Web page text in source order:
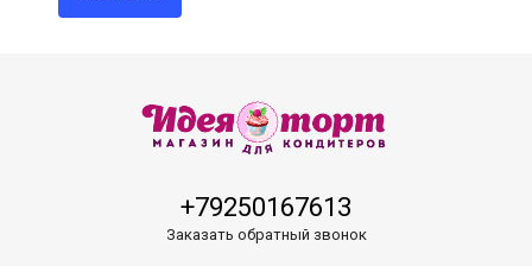
+79250167613
Заказать обратный звонок